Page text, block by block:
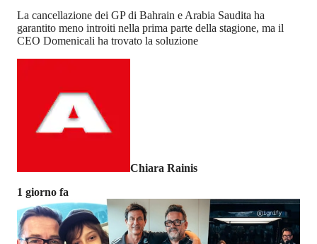
La cancellazione dei GP di Bahrain e Arabia Saudita ha
garantito meno introiti nella prima parte della stagione, ma il
CEO Domenicali ha trovato la soluzione
Chiara Rainis
1 giorno fa